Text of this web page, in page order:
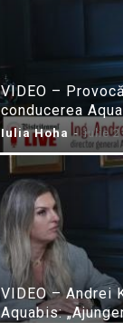
VIDEO –
conducerea
Iulia Hoha - iulie
VIDEO – Andrei
Aquabis: